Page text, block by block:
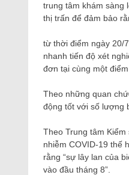
trung tâm khám sàng
thị trấn để đảm bảo
từ thời điểm ngày 20/
nhanh tiến độ xét
đơn tại cùng một
Theo những quan
động tốt với số lượng
Theo Trung tâm
nhiễm COVID-19 thế
rằng “sự lây lan của
vào đầu tháng 8”.